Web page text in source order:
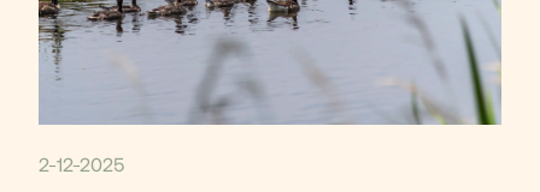
2-12-2025